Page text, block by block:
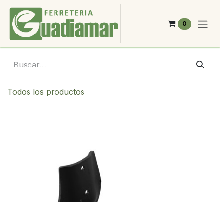
Ir al contenido
0
Todos los productos